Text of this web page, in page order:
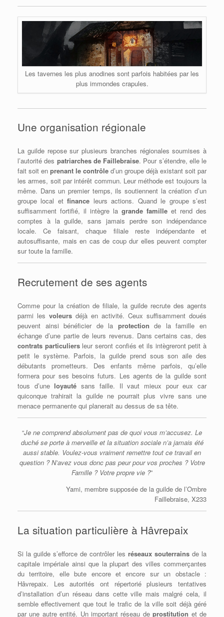
Les tavernes les plus anodines sont parfois habitées par les
plus immondes crapules.
Une organisation régionale
La guilde repose sur plusieurs branches régionales soumises à
l’autorité des patriarches de Faillebraise. Pour s’étendre, elle le
fait soit en prenant le contrôle d’un groupe déjà existant soit par
les armes, soit par intérêt commun. Leur méthode est toujours la
même. Dans un premier temps, ils soutiennent la création d’un
groupe local etfinance leurs actions. Quand le groupe s’est
suffisamment fortifié, il intègre la grande famille et rend des
comptes à la guilde, sans jamais perdre son indépendance
locale. Ce faisant, chaque filiale reste indépendante et
autosuffisante, mais en cas de coup dur elles peuvent compter
sur toute la famille.
Recrutement de ses agents
Comme pour la création de filiale, la guilde recrute des agents
parmi les voleurs déjà en activité. Ceux suffisamment doués
peuvent ainsi bénéficier de la protection de la famille en
échange d’une partie de leurs revenus. Dans certains cas, des
contrats particuliersleur seront confiés et ils intègreront petit à
petit le système. Parfois, la guilde prend sous son aile des
débutants prometteurs. Des enfants même parfois, qu’elle
formera pour ses besoins futurs. Les agents de la guilde sont
tous d’une loyauté sans faille. Il vaut mieux pour eux car
quiconque trahirait la guilde ne pourrait plus vivre sans une
menace permanente qui planerait au dessus de sa tête.
“Je ne comprend absolument pas de quoi vous m’accusez. Le
duché se porte à merveille et la situation sociale n’a jamais été
aussi stable. Voulez-vous vraiment remettre tout ce travail en
question ? N’avez vous donc pas peur pour vos proches ? Votre
Famille ? Votre propre vie ?”
Yami, membre supposée de la guilde de l’Ombre
Faillebraise, X233
La situation particulière à Hâvrepaix
Si la guilde s’efforce de contrôler les réseaux souterrains de la
capitale impériale ainsi que la plupart des villes commerçantes
du territoire, elle bute encore et encore sur un obstacle :
Hâvrepaix. Les autorités ont répertorié plusieurs tentatives
d’installation d’un réseau dans cette ville mais malgré cela, il
semble effectivement que tout le trafic de la ville soit déjà géré
par une autre entité. Un important réseau deprostitution et de